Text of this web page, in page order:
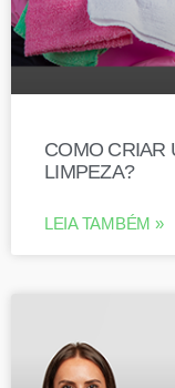
COMO CRIAR
LIMPEZA?
LEIA TAMBÉM »